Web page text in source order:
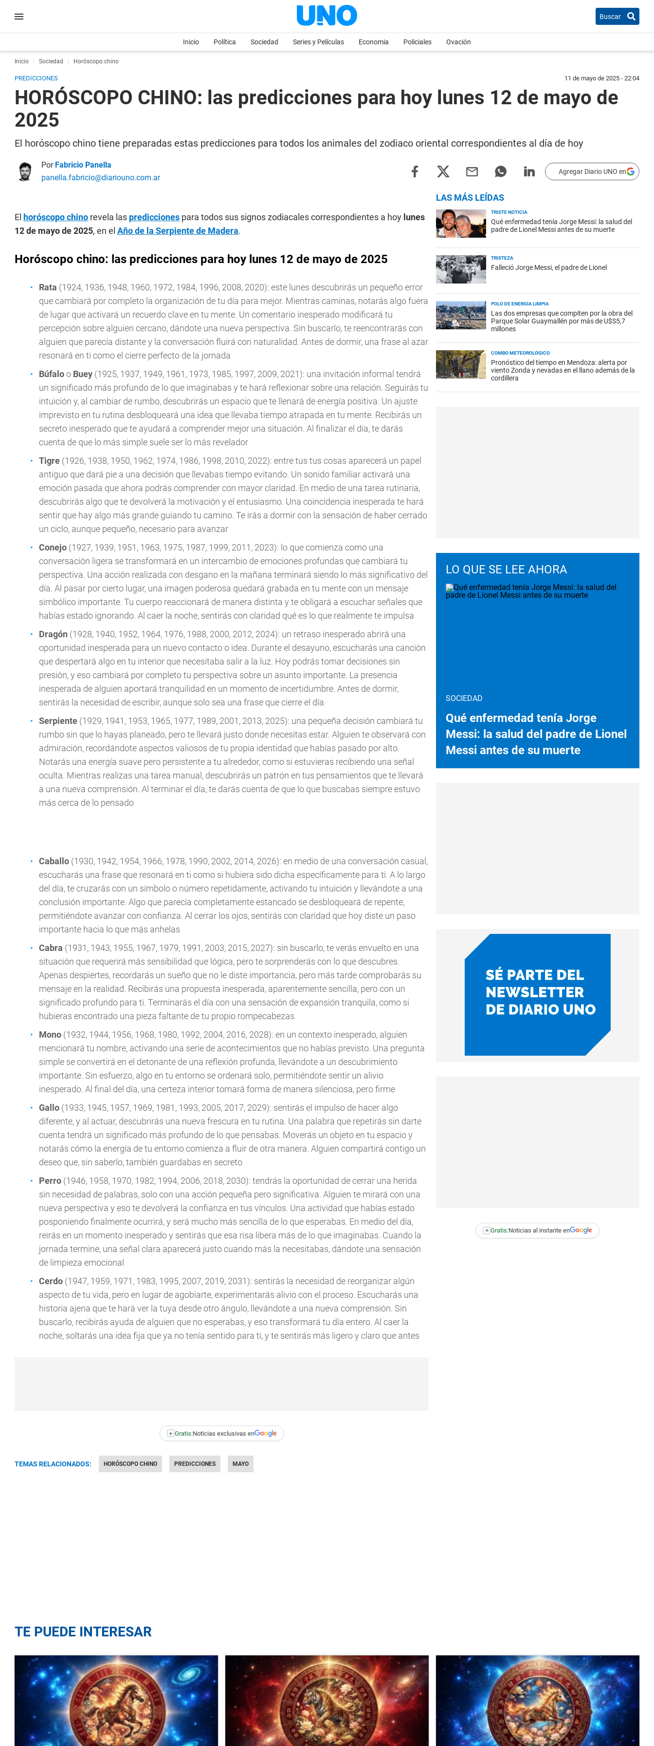
Buscar
Inicio Política Sociedad Series y Películas Economia Policiales Ovación
Inicio Sociedad Horóscopo chino
PREDICCIONES 11 de mayo de 2025 - 22:04
HORÓSCOPO CHINO: las predicciones para hoy lunes 12 de mayo de
2025
El horóscopo chino tiene preparadas estas predicciones para todos los animales del zodiaco oriental correspondientes al día de hoy
Por Fabricio Panella
panella.fabricio@diariouno.com.ar
Agregar Diario UNO en
El horóscopo chino revela las predicciones para todos sus signos zodiacales correspondientes a hoy lunes
12 de mayo de 2025, en el Año de la Serpiente de Madera.
Horóscopo chino: las predicciones para hoy lunes 12 de mayo de 2025
Rata (1924, 1936, 1948, 1960, 1972, 1984, 1996, 2008, 2020): este lunes descubrirás un pequeño error
que cambiará por completo la organización de tu día para mejor. Mientras caminas, notarás algo fuera
de lugar que activará un recuerdo clave en tu mente. Un comentario inesperado modificará tu
percepción sobre alguien cercano, dándote una nueva perspectiva. Sin buscarlo, te reencontrarás con
alguien que parecía distante y la conversación fluirá con naturalidad. Antes de dormir, una frase al azar
resonará en ti como el cierre perfecto de la jornada
Búfaloo Buey (1925, 1937, 1949, 1961, 1973, 1985, 1997, 2009, 2021): una invitación informal tendrá
un significado más profundo de lo que imaginabas y te hará reflexionar sobre una relación. Seguirás tu
intuición y, al cambiar de rumbo, descubrirás un espacio que te llenará de energía positiva. Un ajuste
imprevisto en tu rutina desbloqueará una idea que llevaba tiempo atrapada en tu mente. Recibirás un
secreto inesperado que te ayudará a comprender mejor una situación. Al finalizar el día, te darás
cuenta de que lo más simple suele ser lo más revelador
Tigre (1926, 1938, 1950, 1962, 1974, 1986, 1998, 2010, 2022): entre tus tus cosas aparecerá un papel
antiguo que dará pie a una decisión que llevabas tiempo evitando. Un sonido familiar activará una
emoción pasada que ahora podrás comprender con mayor claridad. En medio de una tarea rutinaria,
descubrirás algo que te devolverá la motivación y el entusiasmo. Una coincidencia inesperada te hará
sentir que hay algo más grande guiando tu camino. Te irás a dormir con la sensación de haber cerrado
un ciclo, aunque pequeño, necesario para avanzar
Conejo (1927, 1939, 1951, 1963, 1975, 1987, 1999, 2011, 2023): lo que comienza como una
conversación ligera se transformará en un intercambio de emociones profundas que cambiará tu
perspectiva. Una acción realizada con desgano en la mañana terminará siendo lo más significativo del
día. Al pasar por cierto lugar, una imagen poderosa quedará grabada en tu mente con un mensaje
simbólico importante. Tu cuerpo reaccionará de manera distinta y te obligará a escuchar señales que
habías estado ignorando. Al caer la noche, sentirás con claridad qué es lo que realmente te impulsa
Dragón (1928, 1940, 1952, 1964, 1976, 1988, 2000, 2012, 2024): un retraso inesperado abrirá una
oportunidad inesperada para un nuevo contacto o idea. Durante el desayuno, escucharás una canción
que despertará algo en tu interior que necesitaba salir a la luz. Hoy podrás tomar decisiones sin
presión, y eso cambiará por completo tu perspectiva sobre un asunto importante. La presencia
inesperada de alguien aportará tranquilidad en un momento de incertidumbre. Antes de dormir,
sentirás la necesidad de escribir, aunque solo sea una frase que cierre el día
Serpiente (1929, 1941, 1953, 1965, 1977, 1989, 2001, 2013, 2025): una pequeña decisión cambiará tu
rumbo sin que lo hayas planeado, pero te llevará justo donde necesitas estar. Alguien te observará con
admiración, recordándote aspectos valiosos de tu propia identidad que habías pasado por alto.
Notarás una energía suave pero persistente a tu alrededor, como si estuvieras recibiendo una señal
oculta. Mientras realizas una tarea manual, descubrirás un patrón en tus pensamientos que te llevará
a una nueva comprensión. Al terminar el día, te darás cuenta de que lo que buscabas siempre estuvo
más cerca de lo pensado
Caballo (1930, 1942, 1954, 1966, 1978, 1990, 2002, 2014, 2026): en medio de una conversación casual,
escucharás una frase que resonará en ti como si hubiera sido dicha específicamente para ti. A lo largo
del día, te cruzarás con un símbolo o número repetidamente, activando tu intuición y llevándote a una
conclusión importante. Algo que parecía completamente estancado se desbloqueará de repente,
permitiéndote avanzar con confianza. Al cerrar los ojos, sentirás con claridad que hoy diste un paso
importante hacia lo que más anhelas
Cabra (1931, 1943, 1955, 1967, 1979, 1991, 2003, 2015, 2027): sin buscarlo, te verás envuelto en una
situación que requerirá más sensibilidad que lógica, pero te sorprenderás con lo que descubres.
Apenas despiertes, recordarás un sueño que no le diste importancia, pero más tarde comprobarás su
mensaje en la realidad. Recibirás una propuesta inesperada, aparentemente sencilla, pero con un
significado profundo para ti. Terminarás el día con una sensación de expansión tranquila, como si
hubieras encontrado una pieza faltante de tu propio rompecabezas
Mono (1932, 1944, 1956, 1968, 1980, 1992, 2004, 2016, 2028): en un contexto inesperado, alguien
mencionará tu nombre, activando una serie de acontecimientos que no habías previsto. Una pregunta
simple se convertirá en el detonante de una reflexión profunda, llevándote a un descubrimiento
importante. Sin esfuerzo, algo en tu entorno se ordenará solo, permitiéndote sentir un alivio
inesperado. Al final del día, una certeza interior tomará forma de manera silenciosa, pero firme
Gallo (1933, 1945, 1957, 1969, 1981, 1993, 2005, 2017, 2029): sentirás el impulso de hacer algo
diferente, y al actuar, descubrirás una nueva frescura en tu rutina. Una palabra que repetirás sin darte
cuenta tendrá un significado más profundo de lo que pensabas. Moverás un objeto en tu espacio y
notarás cómo la energía de tu entorno comienza a fluir de otra manera. Alguien compartirá contigo un
deseo que, sin saberlo, también guardabas en secreto
Perro (1946, 1958, 1970, 1982, 1994, 2006, 2018, 2030): tendrás la oportunidad de cerrar una herida
sin necesidad de palabras, solo con una acción pequeña pero significativa. Alguien te mirará con una
nueva perspectiva y eso te devolverá la confianza en tus vínculos. Una actividad que habías estado
posponiendo finalmente ocurrirá, y será mucho más sencilla de lo que esperabas. En medio del día,
reirás en un momento inesperado y sentirás que esa risa libera más de lo que imaginabas. Cuando la
jornada termine, una señal clara aparecerá justo cuando más la necesitabas, dándote una sensación
de limpieza emocional
Cerdo (1947, 1959, 1971, 1983, 1995, 2007, 2019, 2031): sentirás la necesidad de reorganizar algún
aspecto de tu vida, pero en lugar de agobiarte, experimentarás alivio con el proceso. Escucharás una
historia ajena que te hará ver la tuya desde otro ángulo, llevándote a una nueva comprensión. Sin
buscarlo, recibirás ayuda de alguien que no esperabas, y eso transformará tu día entero. Al caer la
noche, soltarás una idea fija que ya no tenía sentido para ti, y te sentirás más ligero y claro que antes
+ Gratis:Noticias exclusivas en
TEMAS RELACIONADOS: HORÓSCOPO CHINO PREDICCIONES MAYO
LAS MÁS LEÍDAS
TRISTE NOTICIA
Qué enfermedad tenía Jorge Messi: la salud del
padre de Lionel Messi antes de su muerte
TRISTEZA
Falleció Jorge Messi, el padre de Lionel
POLO DE ENERGÍA LIMPIA
Las dos empresas que compiten por la obra del
Parque Solar Guaymallén por más de U$S5,7
millones
COMBO METEOROLÓGICO
Pronóstico del tiempo en Mendoza: alerta por
viento Zonda y nevadas en el llano además de la
cordillera
LO QUE SE LEE AHORA
SOCIEDAD
Qué enfermedad tenía Jorge
Messi: la salud del padre de Lionel
Messi antes de su muerte
+ Gratis:Noticias al instante en
TE PUEDE INTERESAR